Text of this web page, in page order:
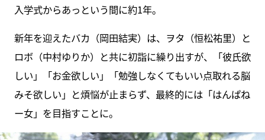
入学式からあっという間に約1年。
新年を迎えたバカ（岡田結実）は、ヲタ（恒松祐里）と
ロボ（中村ゆりか）と共に初詣に繰り出すが、「彼氏欲
しい」「お金欲しい」「勉強しなくてもいい点取れる脳
みそ欲しい」と煩悩が止まらず、最終的には「はんぱね
ー女」を目指すことに。